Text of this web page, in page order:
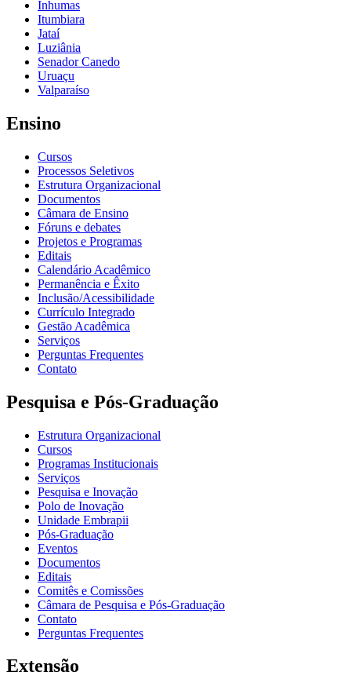
Inhumas
Itumbiara
Jataí
Luziânia
Senador Canedo
Uruaçu
Valparaíso
Ensino
Cursos
Processos Seletivos
Estrutura Organizacional
Documentos
Câmara de Ensino
Fóruns e debates
Projetos e Programas
Editais
Calendário Acadêmico
Permanência e Êxito
Inclusão/Acessibilidade
Currículo Integrado
Gestão Acadêmica
Serviços
Perguntas Frequentes
Contato
Pesquisa e Pós-Graduação
Estrutura Organizacional
Cursos
Programas Institucionais
Serviços
Pesquisa e Inovação
Polo de Inovação
Unidade Embrapii
Pós-Graduação
Eventos
Documentos
Editais
Comitês e Comissões
Câmara de Pesquisa e Pós-Graduação
Contato
Perguntas Frequentes
Extensão